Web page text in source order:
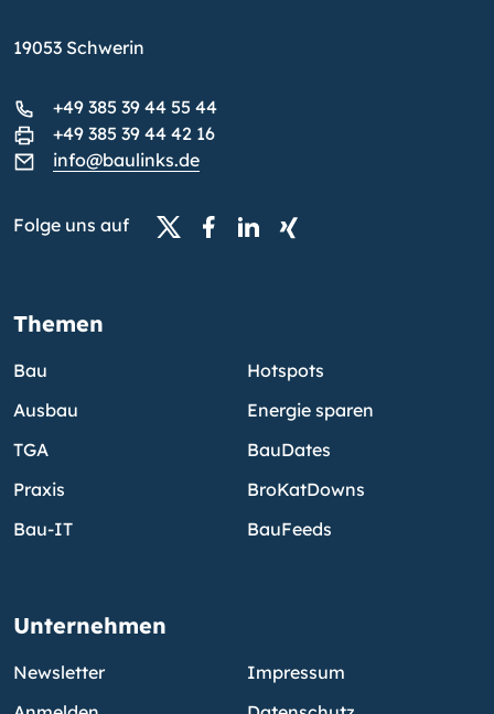
19053 Schwerin
+49 385 39 44 55 44
+49 385 39 44 42 16
info@baulinks.de
Folge uns auf
Themen
Bau
Ausbau
TGA
Praxis
Bau-IT
Hotspots
Energie sparen
BauDates
BroKatDowns
BauFeeds
Unternehmen
Newsletter
Impressum